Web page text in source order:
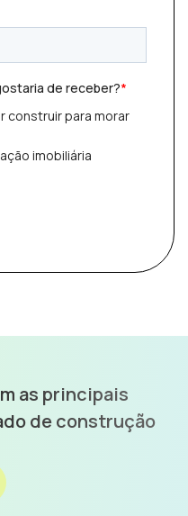
as principais
de construção